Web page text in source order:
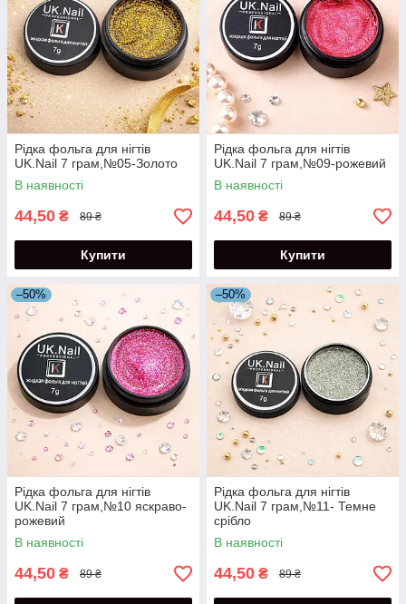
Рідка фольга для нігтів
UK.Nail 7 грам,№05-Золото
В наявності
44,50 ₴ 89 ₴
Купити
Рідка фольга для нігтів
UK.Nail 7 грам,№09-рожевий
В наявності
44,50 ₴ 89 ₴
Купити
–50%
Рідка фольга для нігтів
UK.Nail 7 грам,№10 яскраво-
рожевий
В наявності
44,50 ₴ 89 ₴
–50%
Рідка фольга для нігтів
UK.Nail 7 грам,№11- Темне
срібло
В наявності
44,50 ₴ 89 ₴